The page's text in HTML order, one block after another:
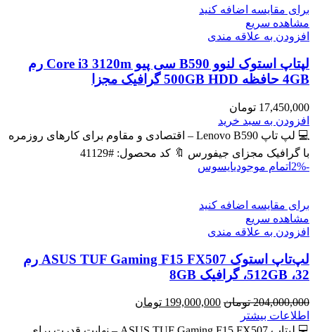
برای مقایسه اضافه کنید
مشاهده سریع
افزودن به علاقه مندی
لپتاپ استوک لنوو B590 سی پیو Core i3 3120m رم
4GB حافظه 500GB HDD گرافیک مجزا
17,450,000 تومان
افزودن به سبد خرید
💻 لپ تاپ Lenovo B590 – اقتصادی و مقاوم برای کارهای روزمره
با گرافیک مجزای جیفورس 🔖 کد محصول: #41129
-2%
اتمام موجودیایسوس
برای مقایسه اضافه کنید
مشاهده سریع
افزودن به علاقه مندی
لپ‌تاپ استوک ASUS TUF Gaming F15 FX507 رم
32، 512GB، گرافیک 8GB
204,000,000 تومان قیمت
204,000,000 تومان
199,000,000 تومان
199,000,000 تومان
اطلاعات بیشتر